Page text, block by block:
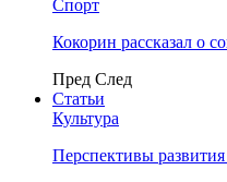
Спорт
Кокорин рассказал о
Пред След
Статьи
Культура
Перспективы